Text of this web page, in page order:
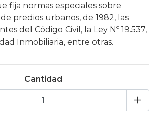
fija normas especiales sobre
predios urbanos, de 1982, las
del Código Civil, la Ley Nº 19.537,
Inmobiliaria, entre otras.
Cantidad
+